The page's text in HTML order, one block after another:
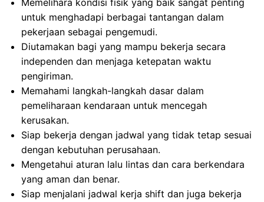
Memelihara kondisi fisik yang baik sangat penting
untuk menghadapi berbagai tantangan dalam
pekerjaan sebagai pengemudi.
Diutamakan bagi yang mampu bekerja secara
independen dan menjaga ketepatan waktu
pengiriman.
Memahami langkah-langkah dasar dalam
pemeliharaan kendaraan untuk mencegah
kerusakan.
Siap bekerja dengan jadwal yang tidak tetap sesuai
dengan kebutuhan perusahaan.
Mengetahui aturan lalu lintas dan cara berkendara
yang aman dan benar.
Siap menjalani jadwal kerja shift dan juga bekerja